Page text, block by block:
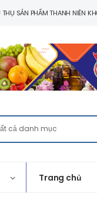
SẢN PHẨM THANH NIÊN
Trang chủ